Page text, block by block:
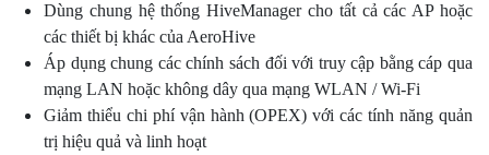
Dùng chung hệ thống HiveManager cho tất cả các AP hoặc
các thiết bị khác của AeroHive
Áp dụng chung các chính sách đối với truy cập bằng cáp qua
mạng LAN hoặc không dây qua mạng WLAN / Wi-Fi
Giảm thiểu chi phí vận hành (OPEX) với các tính năng quản
trị hiệu quả và linh hoạt